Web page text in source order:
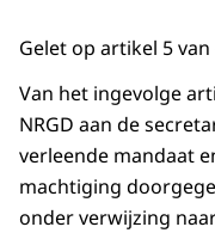
Gelet op artikel 5
Van het ingevolge
NRGD aan de
verleende mandaat
machtiging
onder verwijzing